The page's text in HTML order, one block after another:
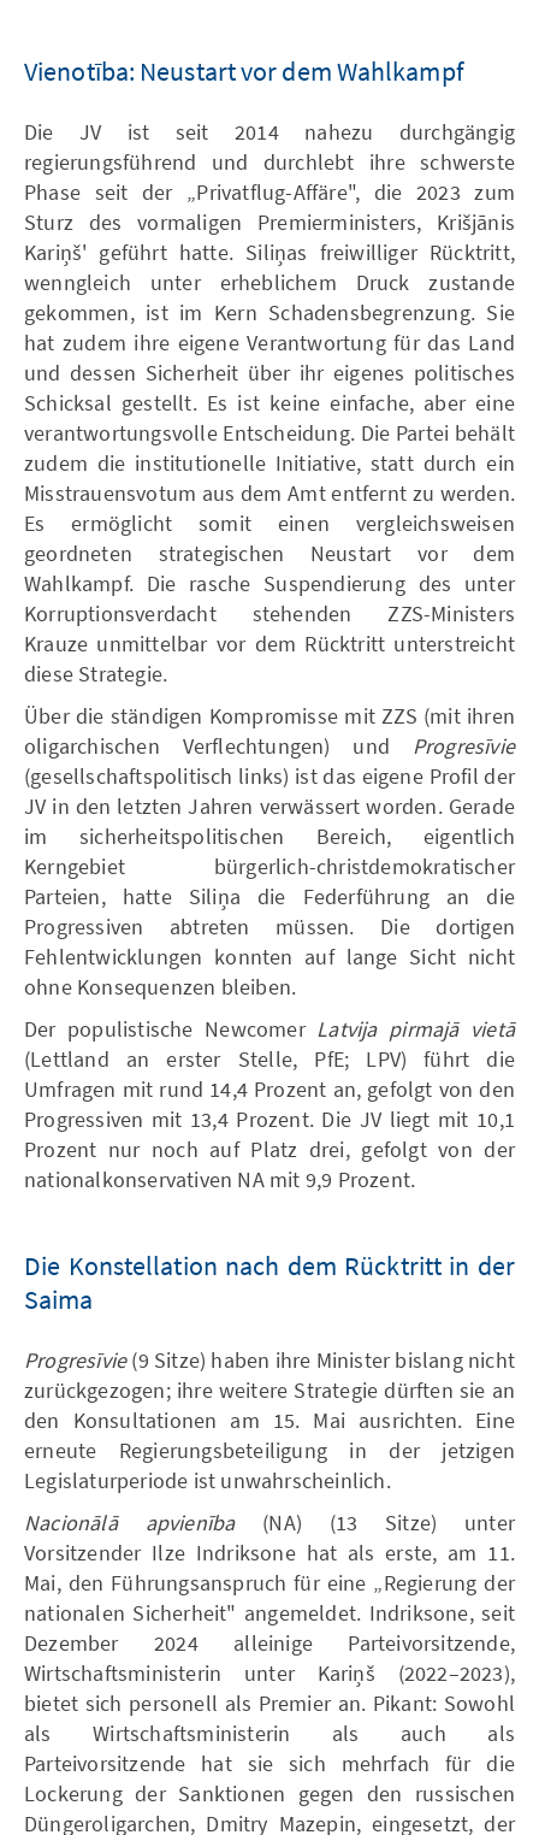
Vienotība: Neustart vor dem Wahlkampf
Die JV ist seit 2014 nahezu durchgängig
regierungsführend und durchlebt ihre schwerste
Phase seit der „Privatflug-Affäre", die 2023 zum
Sturz des vormaligen Premierministers, Krišjānis
Kariņš' geführt hatte. Siliņas freiwilliger Rücktritt,
wenngleich unter erheblichem Druck zustande
gekommen, ist im Kern Schadensbegrenzung. Sie
hat zudem ihre eigene Verantwortung für das Land
und dessen Sicherheit über ihr eigenes politisches
Schicksal gestellt. Es ist keine einfache, aber eine
verantwortungsvolle Entscheidung. Die Partei behält
zudem die institutionelle Initiative, statt durch ein
Misstrauensvotum aus dem Amt entfernt zu werden.
Es ermöglicht somit einen vergleichsweisen
geordneten strategischen Neustart vor dem
Wahlkampf. Die rasche Suspendierung des unter
Korruptionsverdacht stehenden ZZS-Ministers
Krauze unmittelbar vor dem Rücktritt unterstreicht
diese Strategie.
Über die ständigen Kompromisse mit ZZS (mit ihren
oligarchischen Verflechtungen) und Progresīvie
(gesellschaftspolitisch links) ist das eigene Profil der
JV in den letzten Jahren verwässert worden. Gerade
im sicherheitspolitischen Bereich, eigentlich
Kerngebiet bürgerlich-christdemokratischer
Parteien, hatte Siliņa die Federführung an die
Progressiven abtreten müssen. Die dortigen
Fehlentwicklungen konnten auf lange Sicht nicht
ohne Konsequenzen bleiben.
Der populistische Newcomer Latvija pirmajā vietā
(Lettland an erster Stelle, PfE; LPV) führt die
Umfragen mit rund 14,4 Prozent an, gefolgt von den
Progressiven mit 13,4 Prozent. Die JV liegt mit 10,1
Prozent nur noch auf Platz drei, gefolgt von der
nationalkonservativen NA mit 9,9 Prozent.
Die Konstellation nach dem Rücktritt in der
Saima
Progresīvie(9 Sitze) haben ihre Minister bislang nicht
zurückgezogen; ihre weitere Strategie dürften sie an
den Konsultationen am 15. Mai ausrichten. Eine
erneute Regierungsbeteiligung in der jetzigen
Legislaturperiode ist unwahrscheinlich.
Nacionālā apvienība (NA) (13 Sitze) unter
Vorsitzender Ilze Indriksone hat als erste, am 11.
Mai, den Führungsanspruch für eine „Regierung der
nationalen Sicherheit" angemeldet. Indriksone, seit
Dezember 2024 alleinige Parteivorsitzende,
Wirtschaftsministerin unter Kariņš (2022–2023),
bietet sich personell als Premier an. Pikant: Sowohl
als Wirtschaftsministerin als auch als
Parteivorsitzende hat sie sich mehrfach für die
Lockerung der Sanktionen gegen den russischen
Düngeroligarchen, Dmitry Mazepin, eingesetzt, der